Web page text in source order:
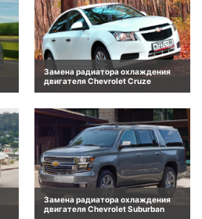
Замена радиатора охлаждения
двигателя Chevrolet Cruze
Замена радиатора охлаждения
двигателя Chevrolet Suburban